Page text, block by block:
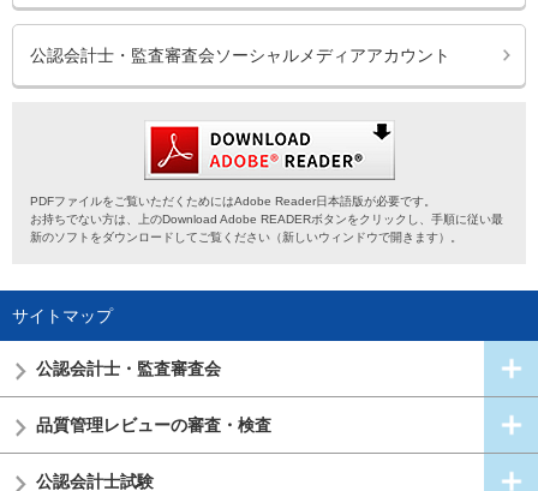
公認会計士・監査審査会ソーシャルメディアアカウント
PDFファイルをご覧いただくためにはAdobe Reader日本語版が必要です。
お持ちでない方は、上のDownload Adobe READERボタンをクリックし、手順に従い最
新のソフトをダウンロードしてご覧ください（新しいウィンドウで開きます）。
サイトマップ
公認会計士・ 監査審査会
品質管理レビューの審査・検査
公認会計士試験